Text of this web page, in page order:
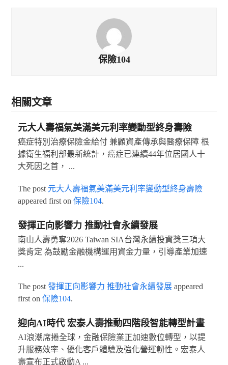
保險104
相關文章
元大人壽福氣美滿美元利率變動型終身壽險
癌症特別治療保險金給付 兼顧資產傳承與醫療保障 根
據衛生福利部最新統計，癌症已連續44年位居國人十
大死因之首， ...
The post 元大人壽福氣美滿美元利率變動型終身壽險
appeared first on 保險104.
發揮正向影響力 推動社會永續發展
南山人壽勇奪2026 Taiwan SIA台灣永續投資獎三項大
獎肯定 為鼓勵金融機構運用資金力量，引導產業加速
...
The post 發揮正向影響力 推動社會永續發展appeared
first on 保險104.
迎向AI時代 宏泰人壽推動四階段智能轉型計畫
AI浪潮席捲全球，金融保險業正加速數位轉型，以提
升服務效率、優化客戶體驗及強化營運韌性。宏泰人
壽宣布正式啟動A ...